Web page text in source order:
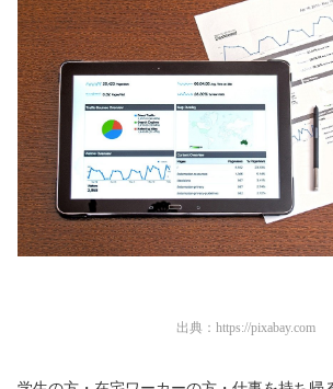
出典： https://pixabay.com